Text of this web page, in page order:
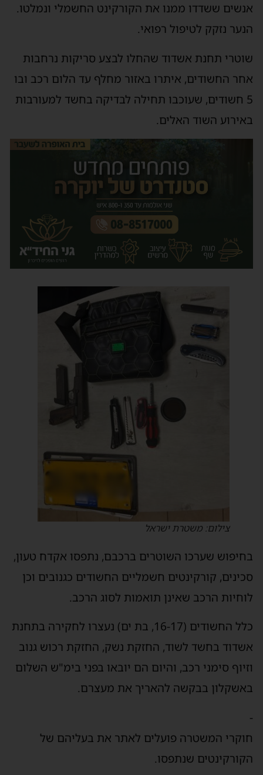
אנשים ששדדו ממנו את הקורקינט החשמלי ונמלטו.
הנער נזקק לטיפול רפואי.
שוטרי תחנת אשדוד שהחלו לבצע סריקות נרחבות
אחר החשודים, איתרו באזור מחלף עד הלום רכב ובו
5 חשודים, שעוכבו תחילה לבדיקה בחשד למעורבות
באירוע השוד האלים.
צילום: משטרת ישראל
בחיפוש שערכו השוטרים ברכבם, נתפסו אקדח טעון,
סכינים, קורקינטים חשמליים החשודים כגנובים וכן
לוחיות הרכב שאינן תואמות לסוג הרכב.
כלל החשודים (16-17, בת ים) נעצרו לחקירה בתחנת
אשדוד בחשד לשוד, החזקת נשק, החזקת רכוש גנוב
וזיוף סימני רכב, והיום הם יובאו בפני בימ"ש השלום
באשקלון בבקשה להאריך את מעצרם.
-
חוקרי המשטרה פועלים לאתר את בעליהם של
הקורקינטים שנתפסו.